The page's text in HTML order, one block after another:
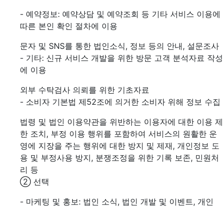
- 예약정보: 예약상담 및 예약조회 등 기타 서비스 이용에
따른 본인 확인 절차에 이용
문자 및 SNS를 통한 법인소식, 정보 등의 안내, 설문조사
- 기타: 신규 서비스 개발을 위한 방문 고객 분석자료 작성
에 이용
외부 수탁검사 의뢰를 위한 기초자료
- 소비자 기본법 제52조에 의거한 소비자 위해 정보 수집
법령 및 법인 이용약관을 위반하는 이용자에 대한 이용 제
한 조치, 부정 이용 행위를 포함하여 서비스의 원활한 운
영에 지장을 주는 행위에 대한 방지 및 제재, 개인정보 도
용 및 부정사용 방지, 분쟁조정을 위한 기록 보존, 민원처
리 등
② 선택
- 마케팅 및 홍보: 법인 소식, 법인 개발 및 이벤트, 개인